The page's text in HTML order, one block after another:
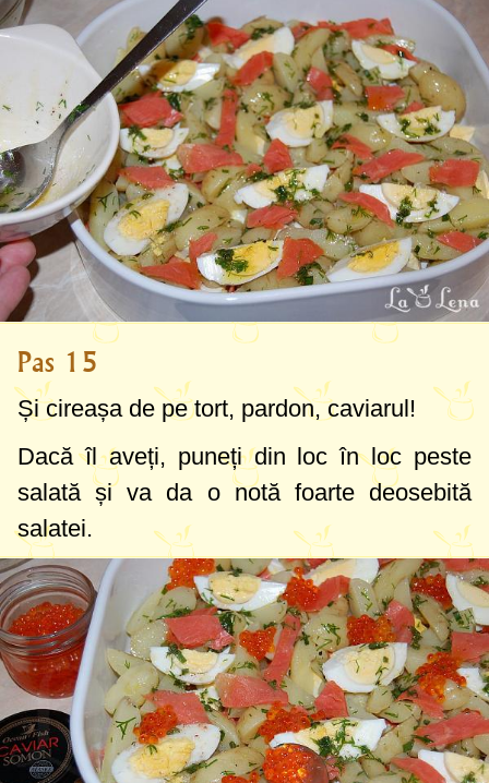
Pas 15
Și cireașa de pe tort, pardon, caviarul!
Dacă îl aveți, puneți din loc în loc peste
salată și va da o notă foarte deosebită
salatei.